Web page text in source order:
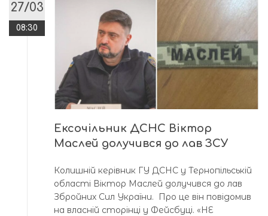
27/03
08:30
Ексочільник ДСНС Віктор
Маслей долучився до лав ЗСУ
Колишній керівник ГУ ДСНС у Тернопільській
області Віктор Маслей долучився до лав
Збройних Сил України. Про це він повідомив
на власній сторінці у Фейсбуці. «НЕ